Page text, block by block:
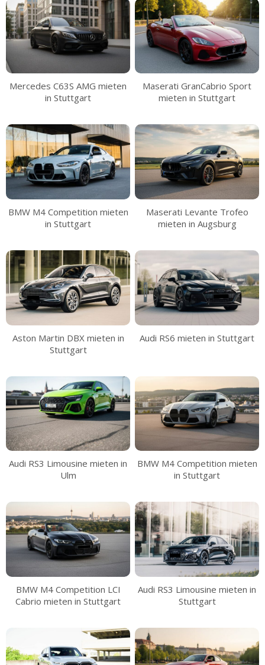
Mercedes C63S AMG mieten
in Stuttgart
Maserati GranCabrio Sport
mieten in Stuttgart
BMW M4 Competition mieten
in Stuttgart
Maserati Levante Trofeo
mieten in Augsburg
Aston Martin DBX mieten in
Stuttgart
Audi RS6 mieten in Stuttgart
Audi RS3 Limousine mieten in
Ulm
BMW M4 Competition mieten
in Stuttgart
BMW M4 Competition LCI
Cabrio mieten in Stuttgart
Audi RS3 Limousine mieten in
Stuttgart